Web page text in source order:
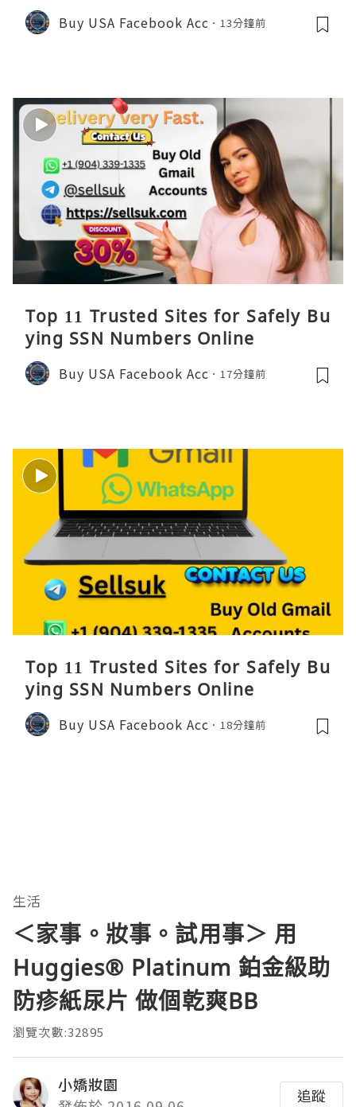
Buy USA Facebook Acc 13分鐘前
Top 11 Trusted Sites for Safely Bu
ying SSN Numbers Online
Buy USA Facebook Acc 17分鐘前
Top 11 Trusted Sites for Safely Bu
ying SSN Numbers Online
Buy USA Facebook Acc 18分鐘前
生活
＜家事。妝事。試用事＞ 用
Huggies® Platinum 鉑金級助
防疹紙尿片 做個乾爽BB
瀏覽次數:32895
小嬌妝園
追蹤